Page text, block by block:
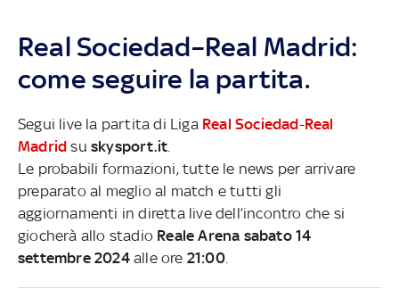
Real Sociedad–Real Madrid:
come seguire la partita.
Segui live la partita di Liga Real Sociedad-Real
Madrid suskysport.it
Le probabili formazioni, tutte le news per arrivare
preparato al meglio al match e tutti gli
aggiornamenti in diretta live dell’incontro che si
giocherà allo stadio Reale Arena sabato 14
settembre 2024alle ore 21:00.